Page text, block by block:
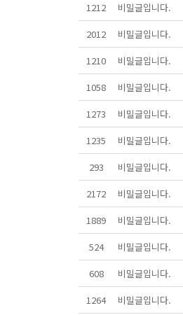
1212
비밀글입니다.
2012
비밀글입니다.
1210
비밀글입니다.
1058
비밀글입니다.
1273
비밀글입니다.
1235
비밀글입니다.
293
비밀글입니다.
2172
비밀글입니다.
1889
비밀글입니다.
524
비밀글입니다.
608
비밀글입니다.
1264
비밀글입니다.